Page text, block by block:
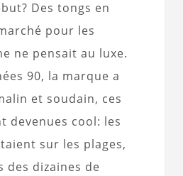
Des tongs en
pour les
ne pensait au luxe.
90, la marque a
et soudain, ces
devenues cool: les
sur les plages,
des dizaines de